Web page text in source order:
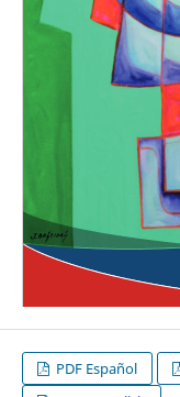
PDF Español